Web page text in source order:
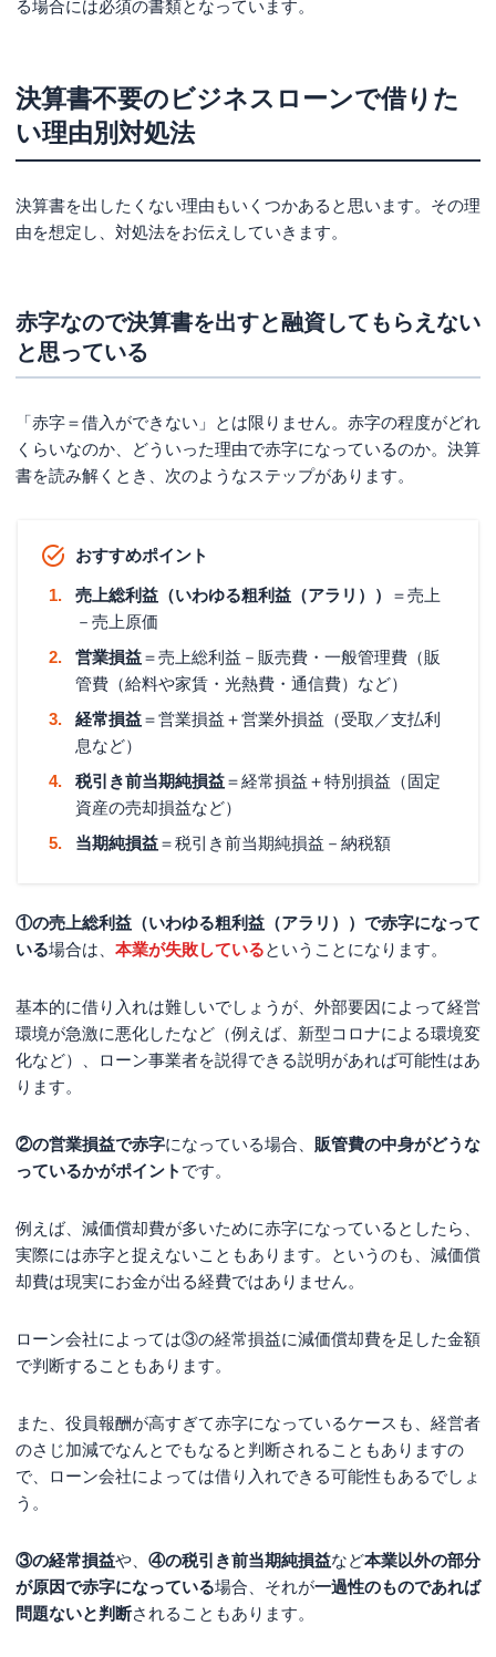
る場合には必須の書類となっています。
決算書不要のビジネスローンで借りた
い理由別対処法
決算書を出したくない理由もいくつかあると思います。その理
由を想定し、対処法をお伝えしていきます。
赤字なので決算書を出すと融資してもらえない
と思っている
「赤字＝借入ができない」とは限りません。赤字の程度がどれ
くらいなのか、どういった理由で赤字になっているのか。決算
書を読み解くとき、次のようなステップがあります。
おすすめポイント
売上総利益（いわゆる粗利益（アラリ））
＝売上
－売上原価
営業損益＝売上総利益－販売費・一般管理費（販
管費（給料や家賃・光熱費・通信費）など）
経常損益＝営業損益＋営業外損益（受取／支払利
息など）
税引き前当期純損益＝経常損益＋特別損益（固定
資産の売却損益など）
当期純損益＝税引き前当期純損益－納税額
①の売上総利益（いわゆる粗利益（アラリ））で赤字になって
いる場合は、 本業が失敗しているということになります。
基本的に借り入れは難しいでしょうが、外部要因によって経営
環境が急激に悪化したなど（例えば、新型コロナによる環境変
化など）、ローン事業者を説得できる説明があれば可能性はあ
ります。
②の営業損益で赤字になっている場合、 販管費の中身がどうな
っているかがポイント です。
例えば、減価償却費が多いために赤字になっているとしたら、
実際には赤字と捉えないこともあります。というのも、減価償
却費は現実にお金が出る経費ではありません。
ローン会社によっては③の経常損益に減価償却費を足した金額
で判断することもあります。
また、役員報酬が高すぎて赤字になっているケースも、経営者
のさじ加減でなんとでもなると判断されることもありますの
で、ローン会社によっては借り入れできる可能性もあるでしょ
う。
③の経常損益や、 ④の税引き前当期純損益など本業以外の部分
が原因で赤字になっている場合、それが一過性のものであれば
問題ないと判断されることもあります。